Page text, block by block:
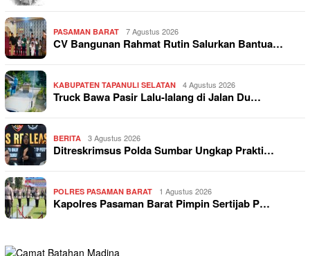
PASAMAN BARAT 7 Agustus 2026
CV Bangunan Rahmat Rutin Salurkan Bantua…
KABUPATEN TAPANULI SELATAN 4 Agustus 2026
Truck Bawa Pasir Lalu-lalang di Jalan Du…
BERITA 3 Agustus 2026
Ditreskrimsus Polda Sumbar Ungkap Prakti…
POLRES PASAMAN BARAT 1 Agustus 2026
Kapolres Pasaman Barat Pimpin Sertijab P…